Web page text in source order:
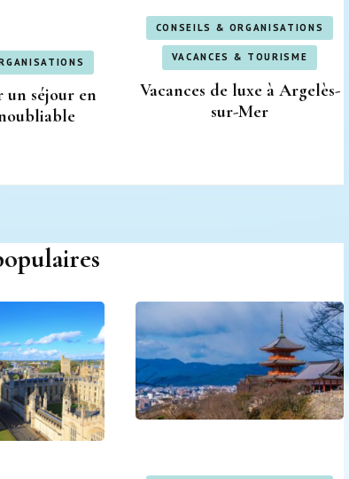
un séjour en
CONSEILS & ORGANISATIONS
VACANCES & TOURISME
Vacances de luxe à Argelès-
sur-Mer